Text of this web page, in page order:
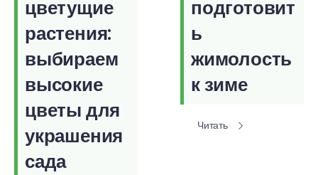
цветущие
растения:
выбираем
высокие
цветы для
украшения
сада
подготовит
ь
жимолость
к зиме
Читать